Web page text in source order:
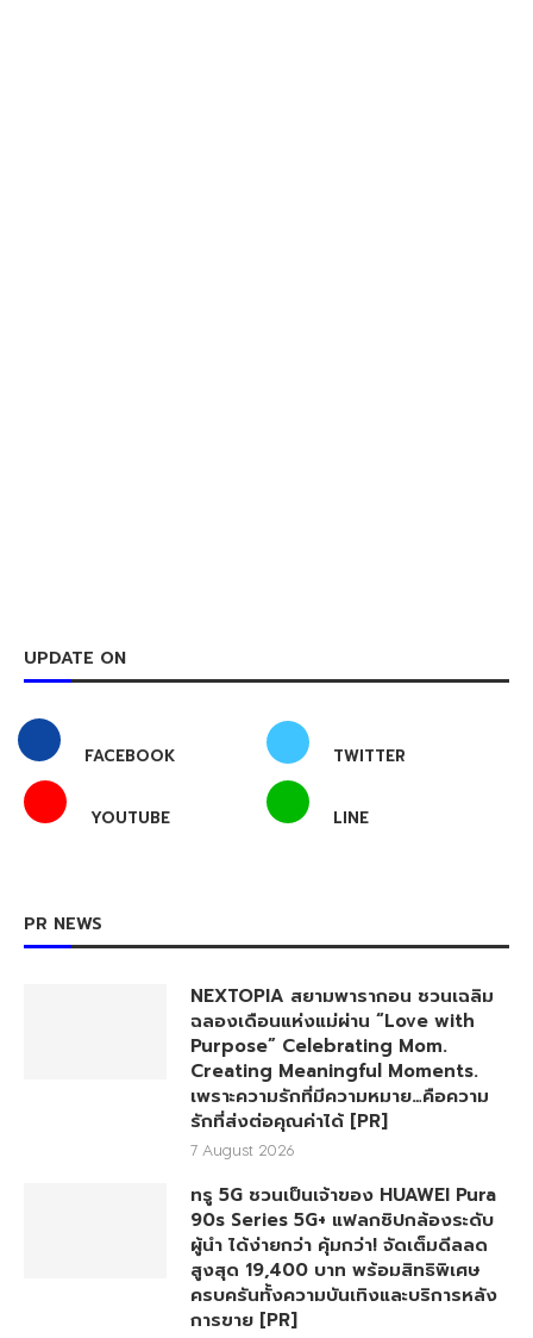
UPDATE ON
FACEBOOK TWITTER
YOUTUBE LINE
PR NEWS
NEXTOPIA สยามพารากอน ชวนเฉลิม
ฉลองเดือนแห่งแม่ผ่าน “Love with
Purpose” Celebrating Mom.
Creating Meaningful Moments.
เพราะความรักที่มีความหมาย…คือความ
รักที่ส่งต่อคุณค่าได้ [PR]
7 August 2026
ทรู 5G ชวนเป็นเจ้าของ HUAWEI Pura
90s Series 5G+ แฟลกชิปกล้องระดับ
ผู้นำ ได้ง่ายกว่า คุ้มกว่า! จัดเต็มดีลลด
สูงสุด 19,400 บาท พร้อมสิทธิพิเศษ
ครบครันทั้งความบันเทิงและบริการหลัง
การขาย [PR]